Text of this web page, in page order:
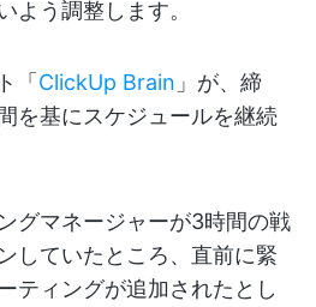
よう調整します。
「ClickUp Brain 」が、締
を基にスケジュールを継続
グマネージャーが3時間の戦
していたところ、直前に緊
ティングが追加されたとし